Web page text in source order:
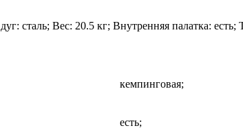
сталь; Вес: 20.5 кг; Внутренняя палатка: есть;
кемпинговая;
есть;